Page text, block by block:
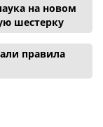
на новом
шестерку
правила